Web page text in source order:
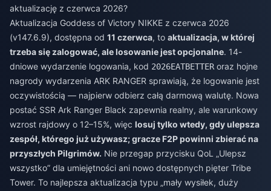
aktualizację z czerwca 2026?
Aktualizacja Goddess of Victory NIKKE z czerwca 2026
(v147.6.9), dostępna od 11 czerwca, to aktualizacja, w której
trzeba się zalogować, ale losowanie jest opcjonalne. 14-
dniowe wydarzenie logowania, kod 2026EATBETTER oraz hojne
nagrody wydarzenia ARK RANGER sprawiają, że logowanie jest
oczywistością — najpierw odbierz całą darmową walutę. Nowa
postać SSR Ark Ranger Black zapewnia realny, ale warunkowy
wzrost rajdowy o 12–15%, więc losuj tylko wtedy, gdy ulepsza
zespół, którego już używasz; gracze F2P powinni zbierać na
przyszłych Pilgrimów. Nie przegap przycisku QoL „Ulepsz
wszystko” dla umiejętności ani nowo dostępnych pięter Tribe
Tower. To najlepsza aktualizacja typu „mały wysiłek, duży